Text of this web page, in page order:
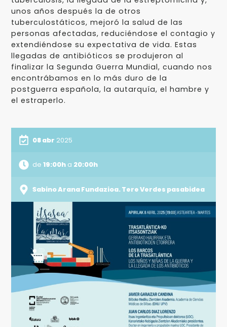
unos años después la de otros
tuberculostáticos, mejoró la salud de las
personas afectadas, reduciéndose el contagio y
extendiéndose su expectativa de vida. Estas
llegadas de antibióticos se produjeron al
finalizar la Segunda Guerra Mundial, cuando nos
encontrábamos en lo más duro de la
postguerra española, la autarquía, el hambre y
el estraperlo.
08 abr 2025
de 19:00ha 20:00h
Sabino Arana Fundazioa. Tere Verdes pasabidea